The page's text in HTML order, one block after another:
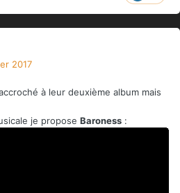
2017
à leur deuxième album mais
je propose Baroness :